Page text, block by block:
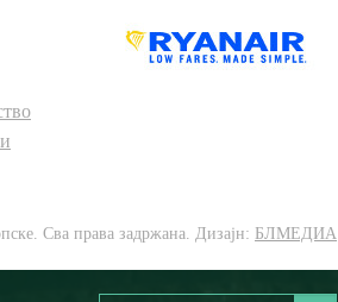
Сва права задржана. Дизајн: БЛМЕДИА